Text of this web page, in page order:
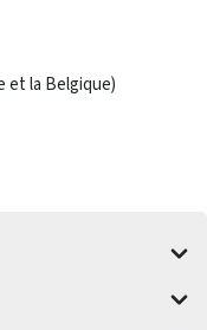
et la Belgique)